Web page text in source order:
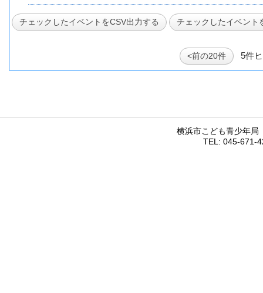
<前の20件 5件
横浜市こども青少年
TEL: 045-